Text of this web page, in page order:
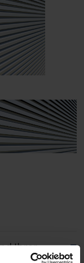
Ihrer